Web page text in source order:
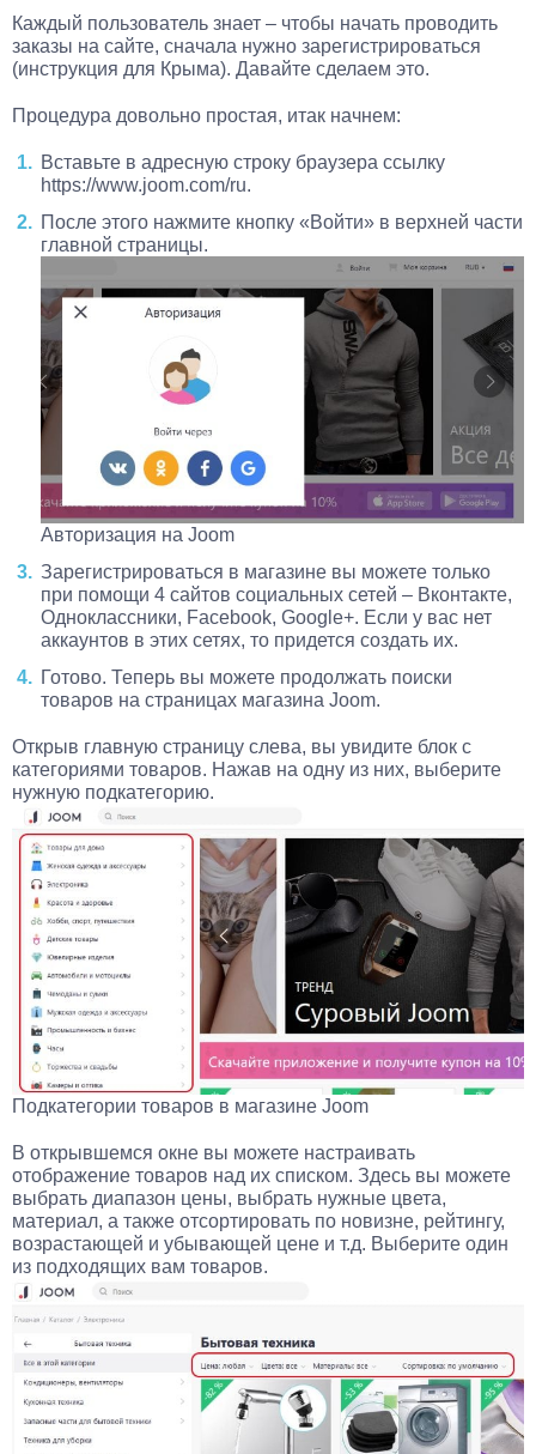
Каждый пользователь знает – чтобы начать проводить
заказы на сайте, сначала нужно зарегистрироваться
(инструкция для Крыма). Давайте сделаем это.
Процедура довольно простая, итак начнем:
Вставьте в адресную строку браузера ссылку
https://www.joom.com/ru.
После этого нажмите кнопку «Войти» в верхней части
главной страницы.
Авторизация на Joom
Зарегистрироваться в магазине вы можете только
при помощи 4 сайтов социальных сетей – Вконтакте,
Одноклассники, Facebook, Google+. Если у вас нет
аккаунтов в этих сетях, то придется создать их.
Готово. Теперь вы можете продолжать поиски
товаров на страницах магазина Joom.
Открыв главную страницу слева, вы увидите блок с
категориями товаров. Нажав на одну из них, выберите
нужную подкатегорию.
Подкатегории товаров в магазине Joom
В открывшемся окне вы можете настраивать
отображение товаров над их списком. Здесь вы можете
выбрать диапазон цены, выбрать нужные цвета,
материал, а также отсортировать по новизне, рейтингу,
возрастающей и убывающей цене и т.д. Выберите один
из подходящих вам товаров.